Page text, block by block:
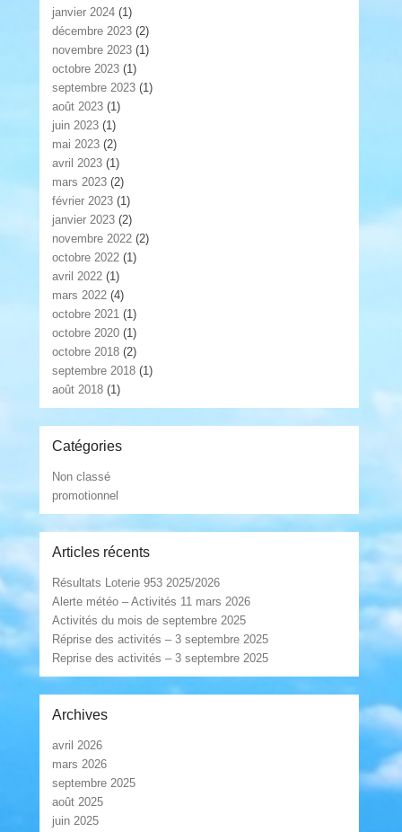
janvier 2024 (1)
décembre 2023 (2)
novembre 2023 (1)
octobre 2023 (1)
septembre 2023 (1)
août 2023 (1)
juin 2023 (1)
mai 2023 (2)
avril 2023 (1)
mars 2023 (2)
février 2023 (1)
janvier 2023 (2)
novembre 2022 (2)
octobre 2022 (1)
avril 2022 (1)
mars 2022 (4)
octobre 2021 (1)
octobre 2020 (1)
octobre 2018 (2)
septembre 2018 (1)
août 2018 (1)
Catégories
Non classé
promotionnel
Articles récents
Résultats Loterie 953 2025/2026
Alerte météo – Activités 11 mars 2026
Activités du mois de septembre 2025
Réprise des activités – 3 septembre 2025
Reprise des activités – 3 septembre 2025
Archives
avril 2026
mars 2026
septembre 2025
août 2025
juin 2025